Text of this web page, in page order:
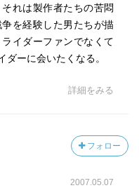
れは製作者たちの苦悶
を経験した男たちが描
イダーファンでなくて
ダーに会いたくなる。
詳細をみる
フォロー
2007.05.07